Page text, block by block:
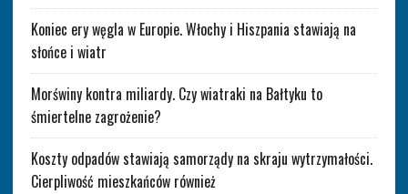
Koniec ery węgla w Europie. Włochy i Hiszpania stawiają na
słońce i wiatr
Morświny kontra miliardy. Czy wiatraki na Bałtyku to
śmiertelne zagrożenie?
Koszty odpadów stawiają samorządy na skraju wytrzymałości.
Cierpliwość mieszkańców również